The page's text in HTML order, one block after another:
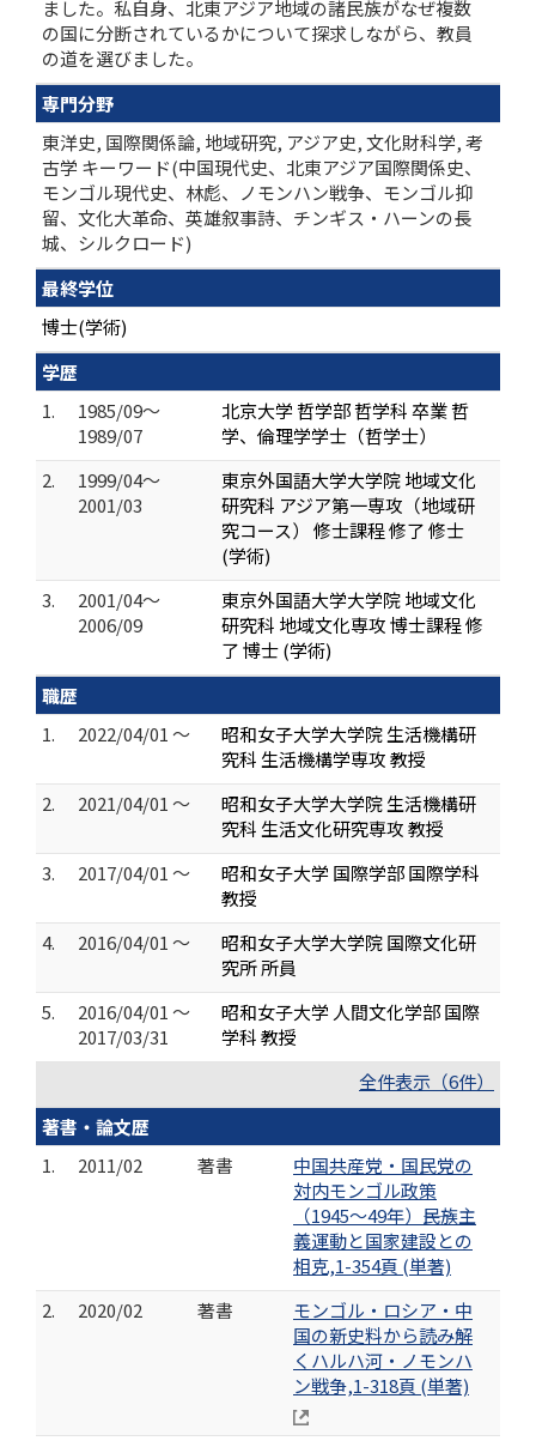
ました。私自身、北東アジア地域の諸民族がなぜ複数
の国に分断されているかについて探求しながら、教員
の道を選びました。
専門分野
東洋史, 国際関係論, 地域研究, アジア史, 文化財科学, 考
古学 キーワード(中国現代史、北東アジア国際関係史、
モンゴル現代史、林彪、ノモンハン戦争、モンゴル抑
留、文化大革命、英雄叙事詩、チンギス・ハーンの長
城、シルクロード)
最終学位
博士(学術)
学歴
1.
1985/09～
1989/07
北京大学 哲学部 哲学科 卒業 哲
学、倫理学学士（哲学士）
2.
1999/04～
2001/03
東京外国語大学大学院 地域文化
研究科 アジア第一専攻（地域研
究コース） 修士課程 修了 修士
(学術)
3.
2001/04～
2006/09
東京外国語大学大学院 地域文化
研究科 地域文化専攻 博士課程 修
了 博士 (学術)
職歴
1.
2022/04/01 ～
昭和女子大学大学院 生活機構研
究科 生活機構学専攻 教授
2.
2021/04/01 ～
昭和女子大学大学院 生活機構研
究科 生活文化研究専攻 教授
3.
2017/04/01 ～
昭和女子大学 国際学部 国際学科
教授
4.
2016/04/01 ～
昭和女子大学大学院 国際文化研
究所 所員
5.
2016/04/01 ～
2017/03/31
昭和女子大学 人間文化学部 国際
学科 教授
全件表示（6件）
著書・論文歴
1.
2011/02 著書
中国共産党・国民党の
対内モンゴル政策
（1945～49年）――民族主
義運動と国家建設との
相克,1-354頁 (単著)
2.
2020/02 著書
モンゴル・ロシア・中
国の新史料から読み解
くハルハ河・ノモンハ
ン戦争,1-318頁 (単著)